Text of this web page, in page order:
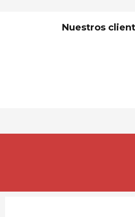
Nuestros